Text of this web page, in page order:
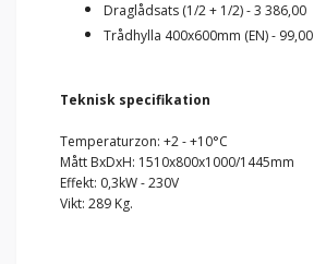
Draglådsats (1/2 + 1/2) - 3 386,00
Trådhylla 400x600mm (EN) - 99,00
Teknisk specifikation
Temperaturzon: +2 - +10°C
Mått BxDxH: 1510x800x1000/1445mm
Effekt: 0,3kW - 230V
Vikt: 289 Kg.